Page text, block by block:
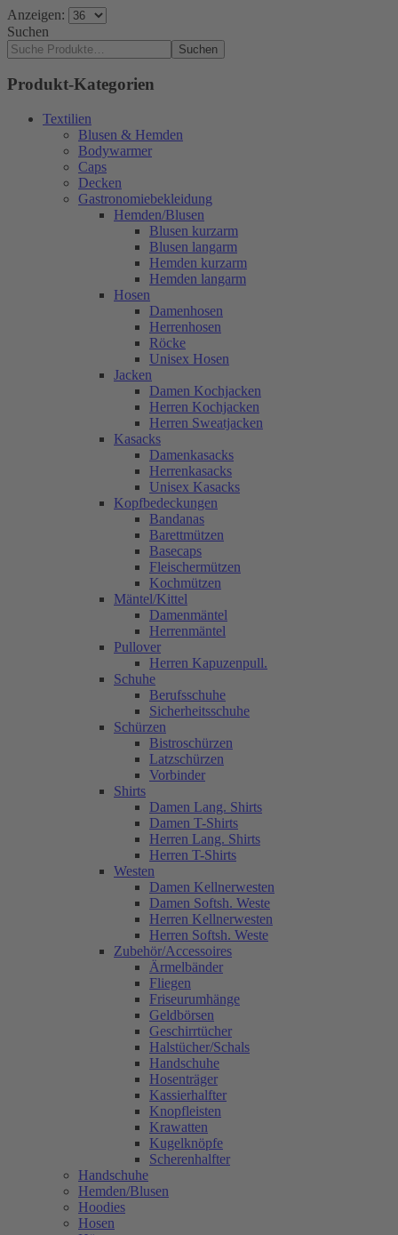
Anzeigen:
Suchen
Suchen
Produkt-Kategorien
Textilien
Blusen & Hemden
Bodywarmer
Caps
Decken
Gastronomiebekleidung
Hemden/Blusen
Blusen kurzarm
Blusen langarm
Hemden kurzarm
Hemden langarm
Hosen
Damenhosen
Herrenhosen
Röcke
Unisex Hosen
Jacken
Damen Kochjacken
Herren Kochjacken
Herren Sweatjacken
Kasacks
Damenkasacks
Herrenkasacks
Unisex Kasacks
Kopfbedeckungen
Bandanas
Barettmützen
Basecaps
Fleischermützen
Kochmützen
Mäntel/Kittel
Damenmäntel
Herrenmäntel
Pullover
Herren Kapuzenpull.
Schuhe
Berufsschuhe
Sicherheitsschuhe
Schürzen
Bistroschürzen
Latzschürzen
Vorbinder
Shirts
Damen Lang. Shirts
Damen T-Shirts
Herren Lang. Shirts
Herren T-Shirts
Westen
Damen Kellnerwesten
Damen Softsh. Weste
Herren Kellnerwesten
Herren Softsh. Weste
Zubehör/Accessoires
Ärmelbänder
Fliegen
Friseurumhänge
Geldbörsen
Geschirrtücher
Halstücher/Schals
Handschuhe
Hosenträger
Kassierhalfter
Knopfleisten
Krawatten
Kugelknöpfe
Scherenhalfter
Handschuhe
Hemden/Blusen
Hoodies
Hosen